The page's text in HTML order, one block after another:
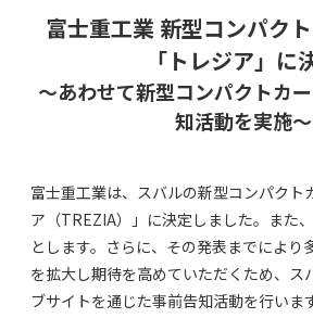
富士重工業 新型コンパク
「トレジア」に
～あわせて新型コンパクトカ
知活動を実施～
富士重工業は、スバルの新型コンパクト
ア（TREZIA）」に決定しました。また
とします。さらに、その発表までにより
を拡大し期待を高めていただくため、ス
ブサイトを通じた事前告知活動を行います